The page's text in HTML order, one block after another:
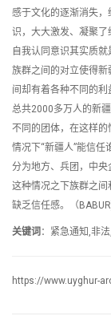
感于文化的逐渐消失
识，大大激发、凝聚了
自我认同意识其实质
族群之间的对立使得新
间却有着各种不同的利
总共2000多万人的新
不同的团体，在这样
情况下“新疆人”能信
分为地方、兵团，中
这种情况之下族群之间
缺乏信任感。（
关键词 ：紧急通知,非
https://www.uyghur-